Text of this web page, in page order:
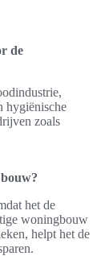
de
hygiënische
zoals
het de
woningbouw
helpt het de